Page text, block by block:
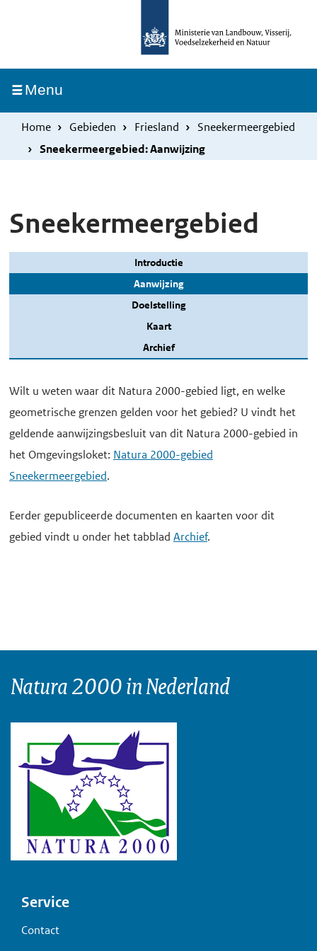
inhoud
gaan
MenuIngeklapt
Home Gebieden Friesland
Sneekermeergebied
Sneekermeergebied: Aanwijzing
Sneekermeergebied
Introductie
Aanwijzing
Doelstelling
Kaart
Archief
Wilt u weten waar dit Natura 2000-gebied ligt, en welke
geometrische grenzen gelden voor het gebied? U vindt het
geldende aanwijzingsbesluit van dit Natura 2000-gebied in
het Omgevingsloket: Natura 2000-gebied
Sneekermeergebied.
Eerder gepubliceerde documenten en kaarten voor dit
gebied vindt u onder het tabblad Archief.
Natura 2000 in Nederland
Voet
Service
Contact